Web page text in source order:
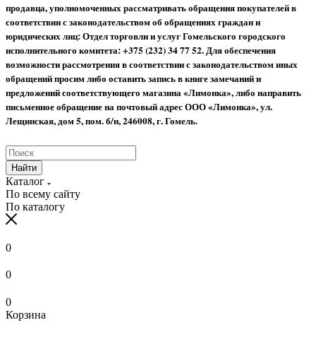
продавца, уполномоченных рассматривать обращения покупателей в
соответствии с законодательством об обращениях граждан и
юридических лиц: Отдел торговли и услуг Гомельского городского
исполнительного комитета: +375 (232) 34 77 52.Для обеспечения
возможности рассмотрения в соответствии с законодательством иных
обращений просим либо оставить запись в книге замечаний и
предложений соответствующего магазина «Лимонка», либо направить
письменное обращение на почтовый адрес ООО «Лимонка», ул.
Лещинская, дом 5, пом. б/н, 246008, г. Гомель.
Найти
Каталог
По всему сайту
По каталогу
0
0
0
Корзина